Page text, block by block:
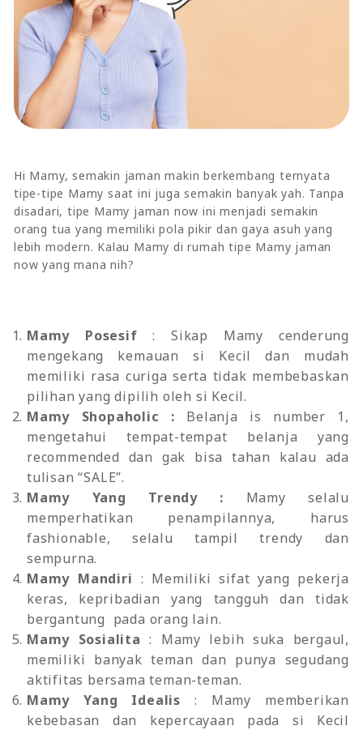
Hi Mamy, semakin jaman makin berkembang ternyata
tipe-tipe Mamy saat ini juga semakin banyak yah. Tanpa
disadari, tipe Mamy jaman now ini menjadi semakin
orang tua yang memiliki pola pikir dan gaya asuh yang
lebih modern. Kalau Mamy di rumah tipe Mamy jaman
now yang mana nih?
Mamy Posesif : Sikap Mamy cenderung
mengekang kemauan si Kecil dan mudah
memiliki rasa curiga serta tidak membebaskan
pilihan yang dipilih oleh si Kecil.
Mamy Shopaholic : Belanja is number 1,
mengetahui tempat-tempat belanja yang
recommended dan gak bisa tahan kalau ada
tulisan “SALE”.
Mamy Yang Trendy : Mamy selalu
memperhatikan penampilannya, harus
fashionable, selalu tampil trendy dan
sempurna.
Mamy Mandiri : Memiliki sifat yang pekerja
keras, kepribadian yang tangguh dan tidak
bergantung pada orang lain.
Mamy Sosialita : Mamy lebih suka bergaul,
memiliki banyak teman dan punya segudang
aktifitas bersama teman-teman.
Mamy Yang Idealis : Mamy memberikan
kebebasan dan kepercayaan pada si Kecil